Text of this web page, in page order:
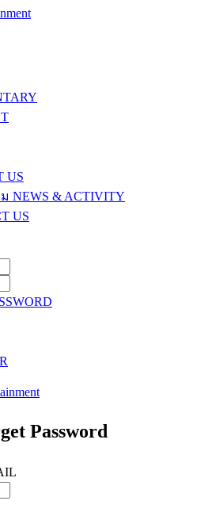
US
NEWS & ACTIVITY
US
Password